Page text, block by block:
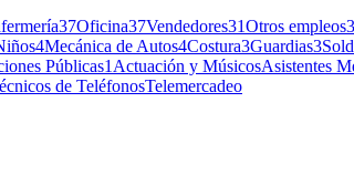
37Oficina37Vendedores31Otros empleos
4Mecánica de Autos4Costura3Guardias3
Públicas1Actuación y MúsicosAsistentes
de TeléfonosTelemercadeo